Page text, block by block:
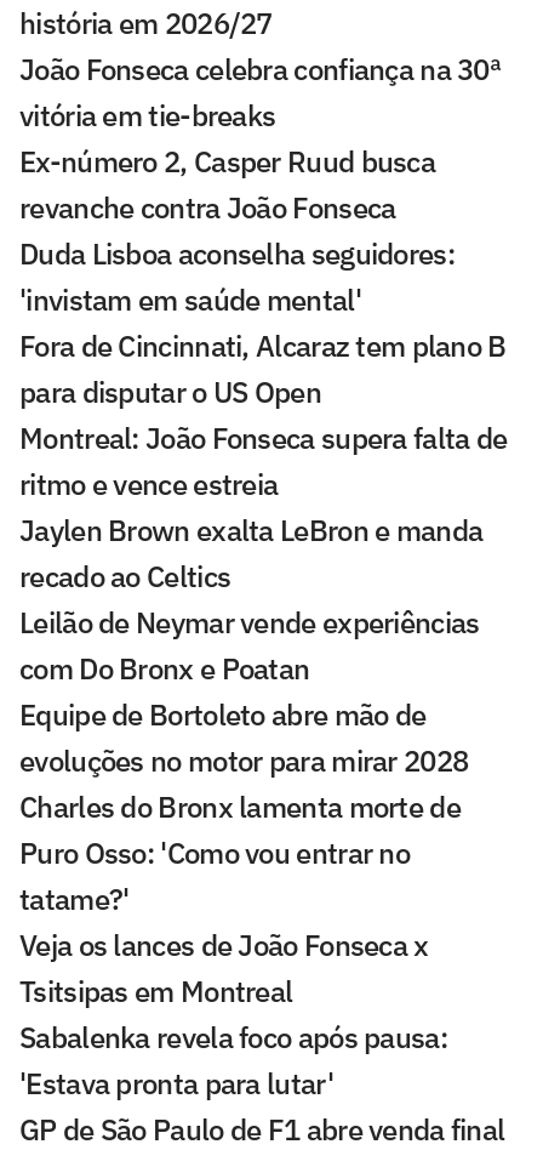
história em 2026/27
João Fonseca celebra confiança na 30ª
vitória em tie-breaks
Ex-número 2, Casper Ruud busca
revanche contra João Fonseca
Duda Lisboa aconselha seguidores:
'invistam em saúde mental'
Fora de Cincinnati, Alcaraz tem plano B
para disputar o US Open
Montreal: João Fonseca supera falta de
ritmo e vence estreia
Jaylen Brown exalta LeBron e manda
recado ao Celtics
Leilão de Neymar vende experiências
com Do Bronx e Poatan
Equipe de Bortoleto abre mão de
evoluções no motor para mirar 2028
Charles do Bronx lamenta morte de
Puro Osso: 'Como vou entrar no
tatame?'
Veja os lances de João Fonseca x
Tsitsipas em Montreal
Sabalenka revela foco após pausa:
'Estava pronta para lutar'
GP de São Paulo de F1 abre venda final